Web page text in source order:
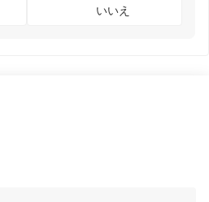
いいえ